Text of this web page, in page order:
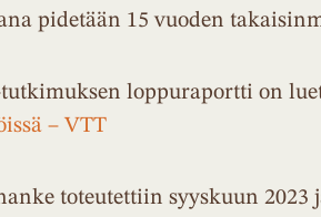
pidetään 15 vuoden
loppuraportti on
– VTT
toteutettiin syyskuun 2023